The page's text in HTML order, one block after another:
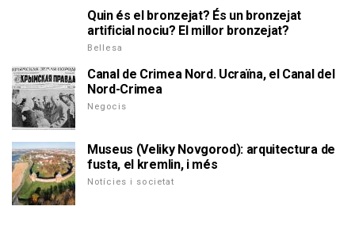
Quin és el bronzejat? És un bronzejat
artificial nociu? El millor bronzejat?
Bellesa
Canal de Crimea Nord. Ucraïna, el Canal del
Nord-Crimea
Negocis
Museus (Veliky Novgorod): arquitectura de
fusta, el kremlin, i més
Notícies i societat